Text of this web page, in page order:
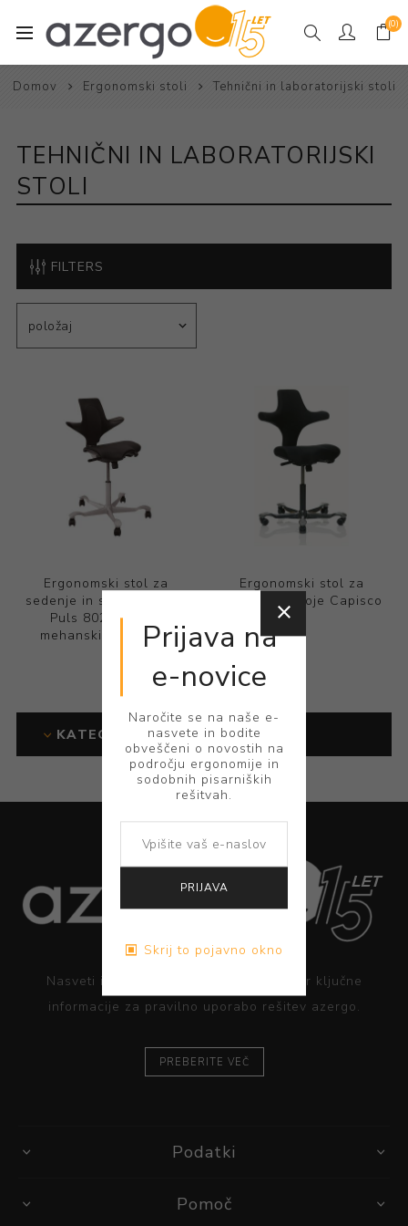
(0)
Domov Ergonomski stoli Tehnični in laboratorijski stoli
TEHNIČNI IN LABORATORIJSKI
STOLI
FILTERS
Ergonomski stol za
sedenje in stoje Capisco
Puls 8020 PVC, z
mehanskim nagibom
Ergonomski stol za
sedenje in stoje Capisco
KATEGORIJE
Nasveti in dobre ergonomske prakse ter ključne
informacije za pravilno uporabo rešitev azergo.
PREBERITE VEČ
Podatki
Pomoč
Prijava na
e-novice
Naročite se na naše e-
nasvete in bodite
obveščeni o novostih na
področju ergonomije in
sodobnih pisarniških
rešitvah.
PRIJAVA
Skrij to pojavno okno